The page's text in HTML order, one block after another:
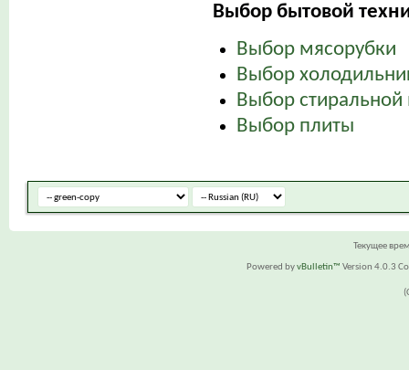
Выбор бытовой
Выбор мясорубки
Выбор
Выбор
Выбор плиты
Текущее
Powered byvBulletin™ Version 4.0.3